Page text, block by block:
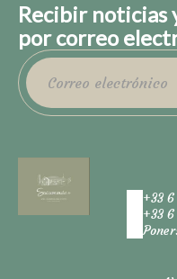
Recibir noticias
por correo
+33
+33